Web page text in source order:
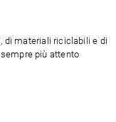
di materiali riciclabili e di
più attento